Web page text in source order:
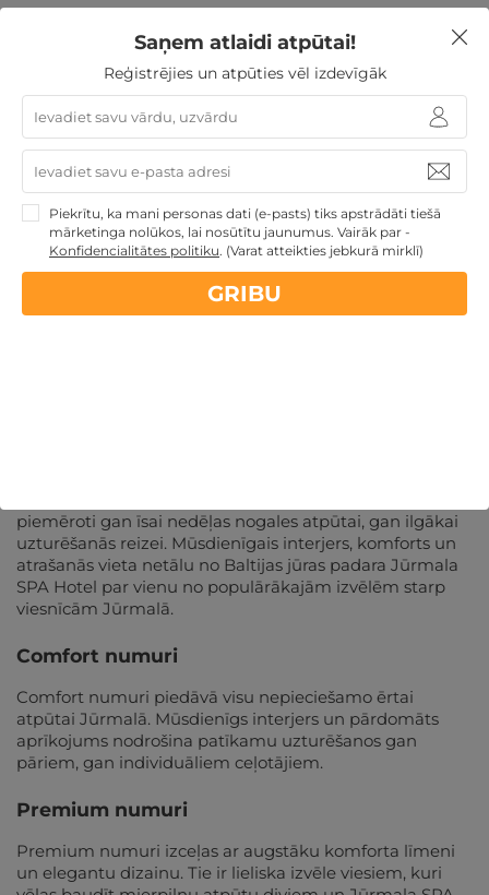
Par viesnīcu Jūrmala SPA
Hotel
Jūrmala SPA Hotel ir moderna
viesnīca pašā
Jūrmalas centrā, tikai dažu minūšu gājiena attālumā no
pludmales un populārās Jomas ielas. Viesnīca ir iecienīts
galamērķis gan romantiskai atpūtai diviem, gan
ģimenes brīvdienām, gan labsajūtas atpūtai ar piekļuvi
Wellness Oasis SPA un ūdens atpūtas centram.
piemēroti gan īsai nedēļas nogales atpūtai, gan ilgākai
uzturēšanās reizei. Mūsdienīgais interjers, komforts un
atrašanās vieta netālu no Baltijas jūras padara Jūrmala
SPA Hotel par vienu no populārākajām izvēlēm starp
viesnīcām Jūrmalā.
Comfort numuri
Comfort numuri piedāvā visu nepieciešamo ērtai
atpūtai Jūrmalā. Mūsdienīgs interjers un pārdomāts
aprīkojums nodrošina patīkamu uzturēšanos gan
pāriem, gan individuāliem ceļotājiem.
Premium numuri
Premium numuri izceļas ar augstāku komforta līmeni
un elegantu dizainu. Tie ir lieliska izvēle viesiem, kuri
Saņem atlaidi atpūtai!
Reģistrējies un atpūties vēl izdevīgāk
Piekrītu, ka mani personas dati (e-pasts) tiks apstrādāti tiešā
mārketinga nolūkos, lai nosūtītu jaunumus. Vairāk par -
Konfidencialitātes politiku. (Varat atteikties jebkurā mirklī)
GRIBU